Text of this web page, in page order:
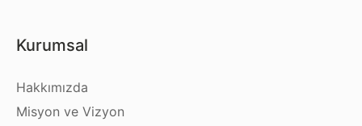
Kurumsal
Hakkımızda
Misyon ve Vizyon